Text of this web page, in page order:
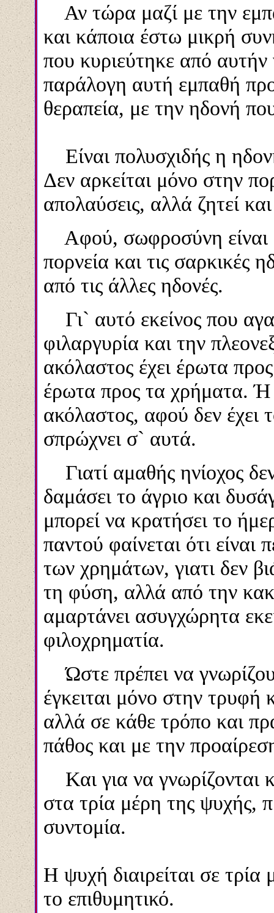
Αν τώρα μαζί με την
και κάποια έστω μικρή
που κυριεύτηκε από
παράλογη αυτή εμπαθή
θεραπεία, με την ηδονή
Είναι πολυσχιδής η
Δεν αρκείται μόνο στην
απολαύσεις, αλλά ζητεί
Αφού, σωφροσύνη είναι
πορνεία και τις σαρκικές
από τις άλλες ηδονές.
Γι` αυτό εκείνος που
φιλαργυρία και την
ακόλαστος έχει έρωτα
έρωτα προς τα χρήματα. Ή
ακόλαστος, αφού δεν έχει
σπρώχνει σ` αυτά.
Γιατί αμαθής ηνίοχος
δαμάσει το άγριο και
μπορεί να κρατήσει το
παντού φαίνεται ότι είναι
των χρημάτων, γιατι δεν
τη φύση, αλλά από την
αμαρτάνει ασυγχώρητα
φιλοχρηματία.
Ώστε πρέπει να
έγκειται μόνο στην
αλλά σε κάθε τρόπο και
πάθος και με την
Και για να γνωρίζονται
στα τρία μέρη της ψυχής,
συντομία.
Η ψυχή διαιρείται σε τρία
το επιθυμητικό.